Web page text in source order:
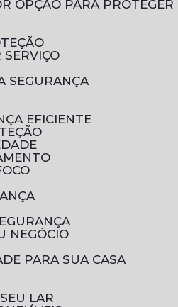
SEGURANÇA
EFICIENTE
NEGÓCIO
PARA SUA CASA
LAR